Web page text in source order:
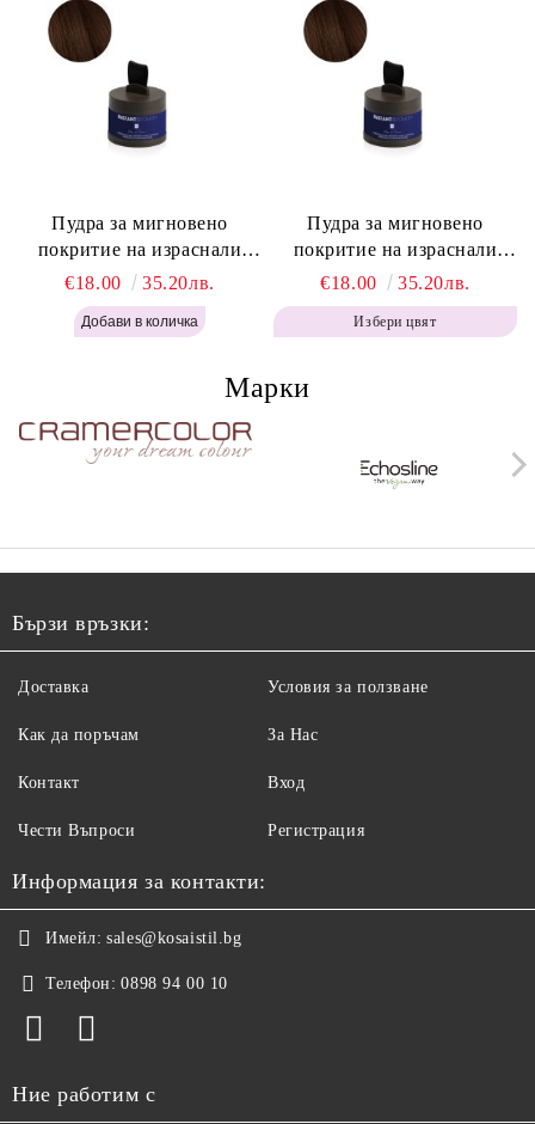
Пудра за мигновено
покритие на израснали
корени Топло Кафяво -
Labor Pro Instant Retouch
Powder - Warm Brown H643
€18.00 35.20лв.
Пудра за мигновено
покритие на израснали
корени Кафяво - Labor Pro
Instant Retouch Powder -
Brown H642
€18.00 35.20лв.
Избери цвят
Марки
Бързи връзки:
Доставка
Как да поръчам
Контакт
Чести Въпроси
Условия за ползване
За Нас
Вход
Регистрация
Информация за контакти:
Имейл: sales@kosaistil.bg
Телефон: 0898 94 00 10
Ние работим с